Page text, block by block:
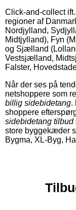
Click-and-collect
regioner af
Nordjylland,
Midtjylland), Fyn
og Sjælland
Vestsjælland,
Falster,
Når der ses på
netshoppere som
billig sidebidetang.
shoppere
sidebidetang tilbud
store byggekæder
Bygma, XL-Byg,